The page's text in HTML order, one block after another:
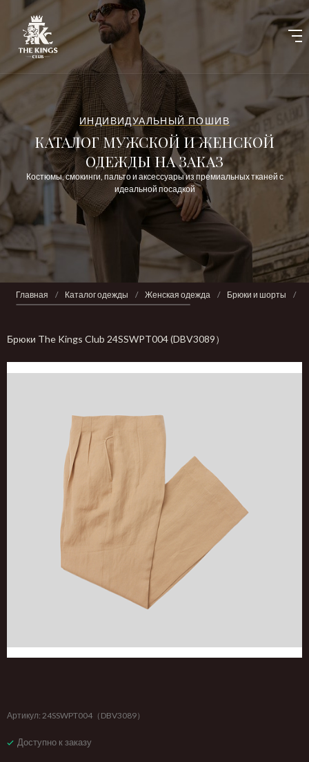
ИНДИВИДУАЛЬНЫЙ ПОШИВ
КАТАЛОГ МУЖСКОЙ И ЖЕНСКОЙ
ОДЕЖДЫ НА ЗАКАЗ
Костюмы, смокинги, пальто и аксессуары из премиальных тканей с
идеальной посадкой
Главная / Каталог одежды / Женская одежда / Брюки и шорты /
Брюки The Kings Club 24SSWPT004 (DBV3089）
Артикул: 24SSWPT004（DBV3089）
Доступно к заказу